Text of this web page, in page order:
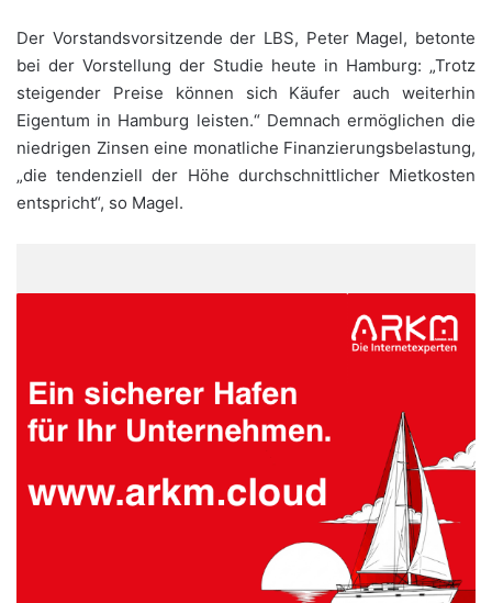
Der Vorstandsvorsitzende der LBS, Peter Magel, betonte
bei der Vorstellung der Studie heute in Hamburg: „Trotz
steigender Preise können sich Käufer auch weiterhin
Eigentum in Hamburg leisten.“ Demnach ermöglichen die
niedrigen Zinsen eine monatliche Finanzierungsbelastung,
„die tendenziell der Höhe durchschnittlicher Mietkosten
entspricht“, so Magel.